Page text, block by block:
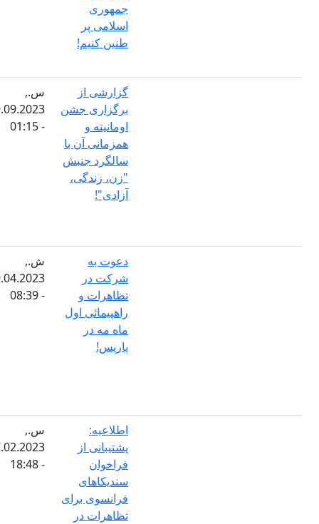
جمهوری
اسلامی پر
طنین کنیم!
گزارشی از
برگزاری جشن
اومانیته و
همزمانی آن با
سالگرد جنبش
"زن، زندگی،
آزادی"!
س.,
19.09.2023
دعوت به
شرکت در
تظاهرات و
راهپیمائی اول
ماه مه در
پاریس!
ش.,
29.04.2023
اطلاعیه:
پشتیبانی از
فراخوان
سندیکاهای
فرانسوی برای
تظاهرات در
س.,
07.02.2023